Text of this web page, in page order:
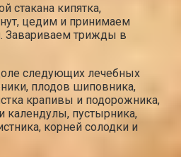
стакана кипятка,
цедим и принимаем
Завариваем трижды в
следующих лечебных
плодов шиповника,
крапивы и подорожника,
календулы, пустырника,
корней солодки и